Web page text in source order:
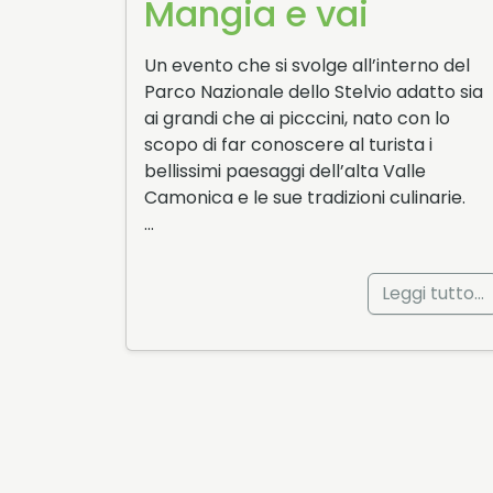
Mangia e vai
Un evento che si svolge all’interno del
Parco Nazionale dello Stelvio adatto sia
ai grandi che ai picccini, nato con lo
scopo di far conoscere al turista i
bellissimi paesaggi dell’alta Valle
Camonica e le sue tradizioni culinarie.
…
Leggi tutto…